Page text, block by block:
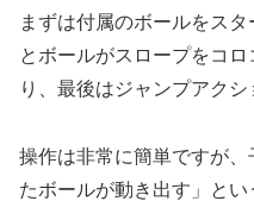
まずは付属のボールをス
とボールがスロープをコ
り、最後はジャンプアクシ
操作は非常に簡単ですが
たボールが動き出す」とい